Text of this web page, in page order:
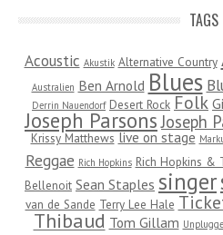
TAGS
Acoustic Akustik Alternative Country
Australien Ben Arnold Blues
Derrin Nauendorf Desert Rock Folk
Joseph Parsons Joseph
Krissy Matthews live on stage
Reggae Rich Hopkins Rich Hopkins &
Bellenoit Sean Staples singer
van de Sande Terry Lee Hale
Thibaud Tom Gillam